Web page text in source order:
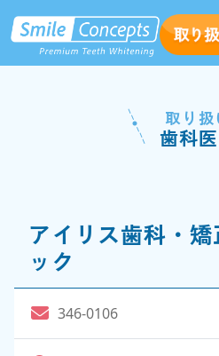
取り扱
歯科
アイリス歯科・
ック
346-0106